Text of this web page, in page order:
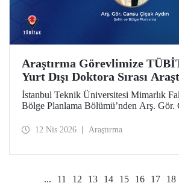
Araştırma Görevlimize
Yurt Dışı Doktora Sırası
İstanbul Teknik Üniversitesi Mimarlık
Bölge Planlama Bölümü’nden Arş. Gör.
Araştırma Bursu kapsamında
12 Nis 2026 Araştırma
... 11 12 13 14 15 16 17 18